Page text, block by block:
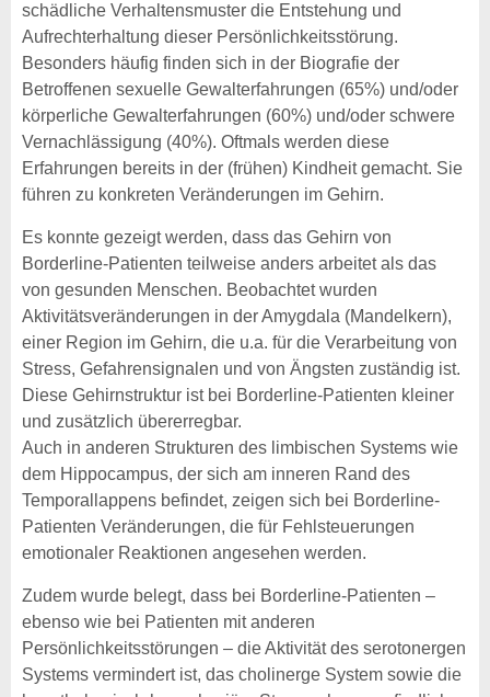
schädliche Verhaltensmuster die Entstehung und
Aufrechterhaltung dieser Persönlichkeitsstörung.
Besonders häufig finden sich in der Biografie der
Betroffenen sexuelle Gewalterfahrungen (65%) und/oder
körperliche Gewalterfahrungen (60%) und/oder schwere
Vernachlässigung (40%). Oftmals werden diese
Erfahrungen bereits in der (frühen) Kindheit gemacht. Sie
führen zu konkreten Veränderungen im Gehirn.
Es konnte gezeigt werden, dass das Gehirn von
Borderline-Patienten teilweise anders arbeitet als das
von gesunden Menschen. Beobachtet wurden
Aktivitätsveränderungen in der Amygdala (Mandelkern),
einer Region im Gehirn, die u.a. für die Verarbeitung von
Stress, Gefahrensignalen und von Ängsten zuständig ist.
Diese Gehirnstruktur ist bei Borderline-Patienten kleiner
und zusätzlich übererregbar.
Auch in anderen Strukturen des limbischen Systems wie
dem Hippocampus, der sich am inneren Rand des
Temporallappens befindet, zeigen sich bei Borderline-
Patienten Veränderungen, die für Fehlsteuerungen
emotionaler Reaktionen angesehen werden.
Zudem wurde belegt, dass bei Borderline-Patienten –
ebenso wie bei Patienten mit anderen
Persönlichkeitsstörungen – die Aktivität des serotonergen
Systems vermindert ist, das cholinerge System sowie die